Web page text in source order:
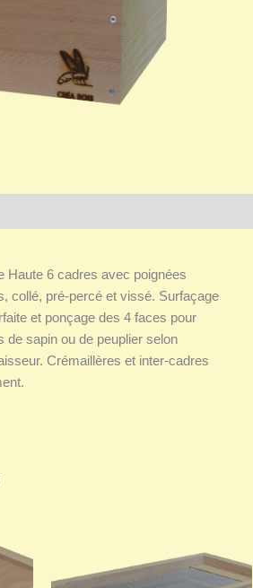
Haute 6 cadres avec poignées
collé, pré-percé et vissé. Surfaçage
et ponçage des 4 faces pour
de sapin ou de peuplier selon
Crémaillères et inter-cadres